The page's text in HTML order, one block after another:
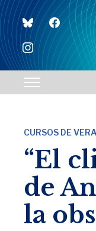
blueskyfacebook
instagram
Toggle
navigation
CURSOS DE
“El
de
la